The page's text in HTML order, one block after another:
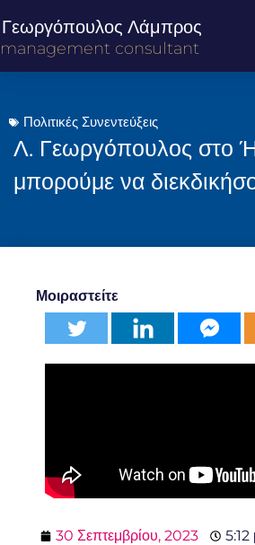
Γεωργόπουλος Λάμπρος
management consultant
Πολιτικές Συνεντεύξεις
Λ. Γεωργόπουλος στο
μπορούμε να
Μοιραστείτε
30 Σεπτεμβρίου, 2023 5:12